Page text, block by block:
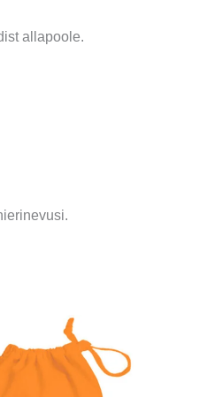
allapoole.